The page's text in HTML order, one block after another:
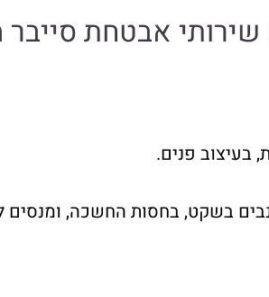
אבטחת סייבר
בעיצוב פנים.
בשקט, בחסות החשכה, ומנסים